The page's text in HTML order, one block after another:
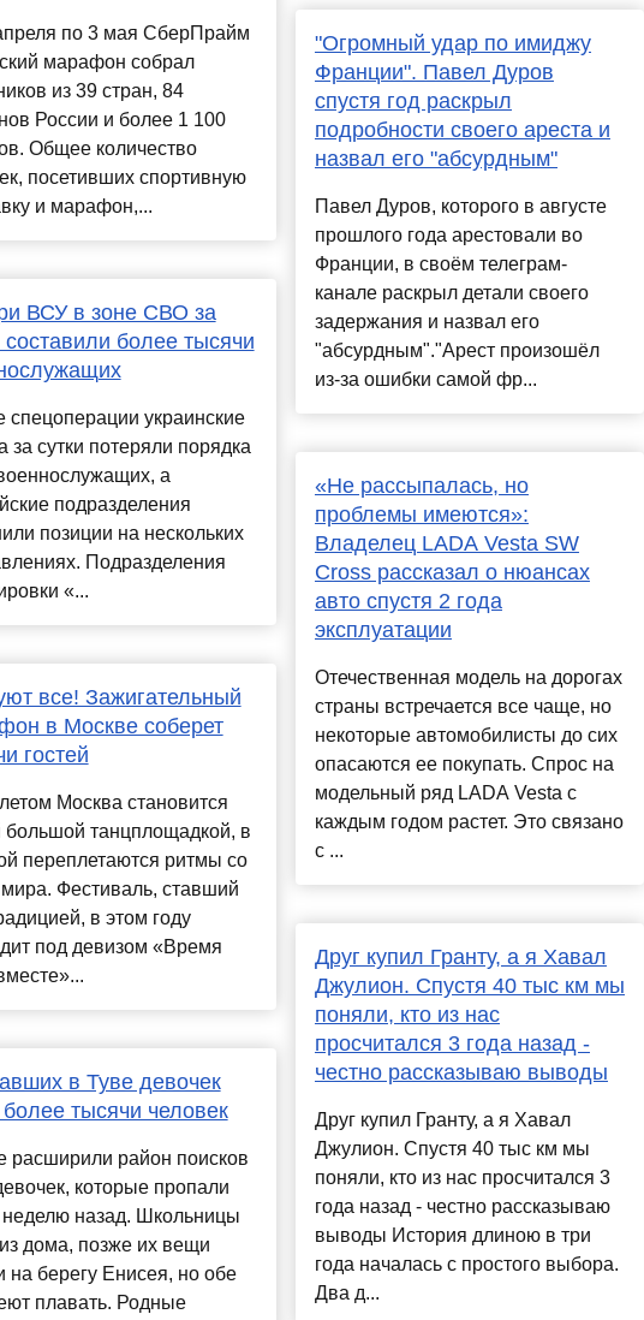
по 3 мая СберПрайм
марафон собрал
из 39 стран, 84
России и более 1 100
Общее количество
посетивших спортивную
и марафон,...
ВСУ в зоне СВО за
составили более тысячи
спецоперации украинские
за сутки потеряли порядка
а
подразделения
позиции на нескольких
Подразделения
«...
все! Зажигательный
в Москве соберет
гостей
Москва становится
большой танцплощадкой, в
переплетаются ритмы со
мира. Фестиваль, ставший
в этом году
под девизом «Время
в Туве девочек
тысячи человек
расширили район поисков
которые пропали
неделю назад. Школьницы
дома, позже их вещи
на берегу Енисея, но обе
плавать. Родные
"Огромный удар по имиджу
Франции". Павел Дуров
спустя год раскрыл
подробности своего ареста и
назвал его "абсурдным"
Павел Дуров, которого в августе
прошлого года арестовали во
Франции, в своём телеграм-
канале раскрыл детали своего
задержания и назвал его
"абсурдным"."Арест произошёл
из-за ошибки самой фр...
«Не рассыпалась, но
проблемы имеются»:
Владелец LADA Vesta SW
Cross рассказал о нюансах
авто спустя 2 года
эксплуатации
Отечественная модель на дорогах
страны встречается все чаще, но
некоторые автомобилисты до сих
опасаются ее покупать. Спрос на
модельный ряд LADA Vesta с
каждым годом растет. Это связано
с ...
Друг купил Гранту, а я Хавал
Джулион. Спустя 40 тыс км мы
поняли, кто из нас
просчитался 3 года назад -
честно рассказываю выводы
Друг купил Гранту, а я Хавал
Джулион. Спустя 40 тыс км мы
поняли, кто из нас просчитался 3
года назад - честно рассказываю
выводы История длиною в три
года началась с простого выбора.
Два д...